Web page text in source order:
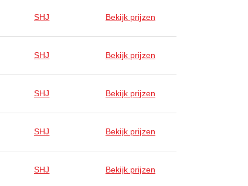
SHJ Bekijk prijzen
SHJ Bekijk prijzen
SHJ Bekijk prijzen
SHJ Bekijk prijzen
SHJ Bekijk prijzen